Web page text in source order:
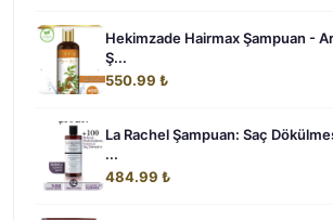
Hekimzade Hairmax Şampuan -
Ş...
550.99 ₺
La Rachel Şampuan: Saç
...
484.99 ₺